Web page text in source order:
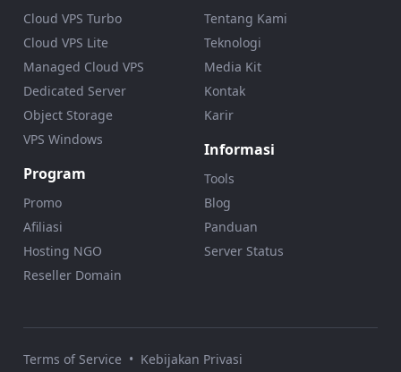
Cloud VPS Turbo
Cloud VPS Lite
Managed Cloud VPS
Dedicated Server
Object Storage
VPS Windows
Program
Promo
Afiliasi
Hosting NGO
Reseller Domain
Tentang Kami
Teknologi
Media Kit
Kontak
Karir
Informasi
Tools
Blog
Panduan
Server Status
Terms of Service • Kebijakan Privasi